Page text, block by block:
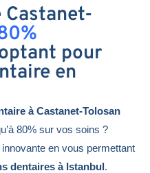
pour
en
à Castanet-Tolosan
80% sur vos soins ?
en vous permettant
dentaires à Istanbul.